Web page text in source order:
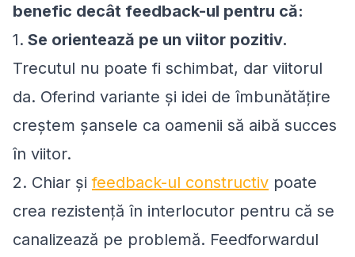
benefic decât feedback-ul pentru că:
1. Se orientează pe un viitor pozitiv.
Trecutul nu poate fi schimbat, dar viitorul
da. Oferind variante şi idei de îmbunătăţire
creştem şansele ca oamenii să aibă succes
în viitor.
2. Chiar şifeedback-ul constructiv poate
crea rezistenţă în interlocutor pentru că se
canalizează pe problemă. Feedforwardul